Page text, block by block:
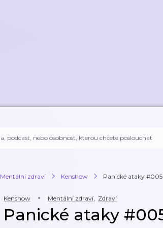
Mentální zdraví Kenshow Panické ataky #005
Kenshow Mentální zdraví, Zdraví
Panické ataky